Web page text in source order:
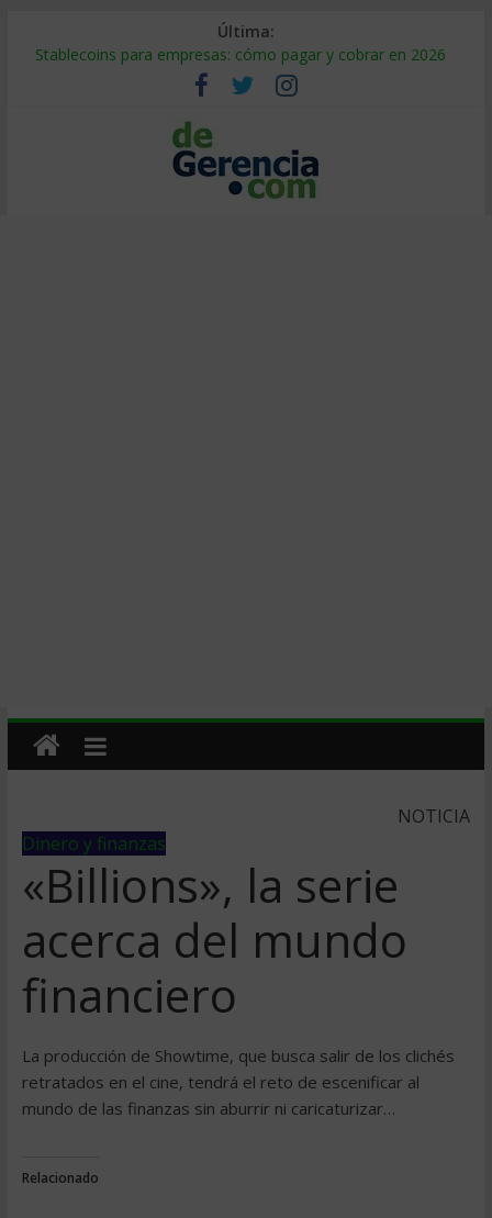
Última:
Stablecoins para empresas: cómo pagar y cobrar en 2026
Despido silencioso: qué es y por qué sale tan caro
IA en selección de personal: cómo auditarla a tiempo
Trabajo forzoso en la cadena de suministro: qué hacer
Mercado hispano de EE. UU.: cómo segmentarlo y venderle
NOTICIA
Dinero y finanzas
«Billions», la serie
acerca del mundo
financiero
La producción de Showtime, que busca salir de los clichés
retratados en el cine, tendrá el reto de escenificar al
mundo de las finanzas sin aburrir ni caricaturizar…
Relacionado